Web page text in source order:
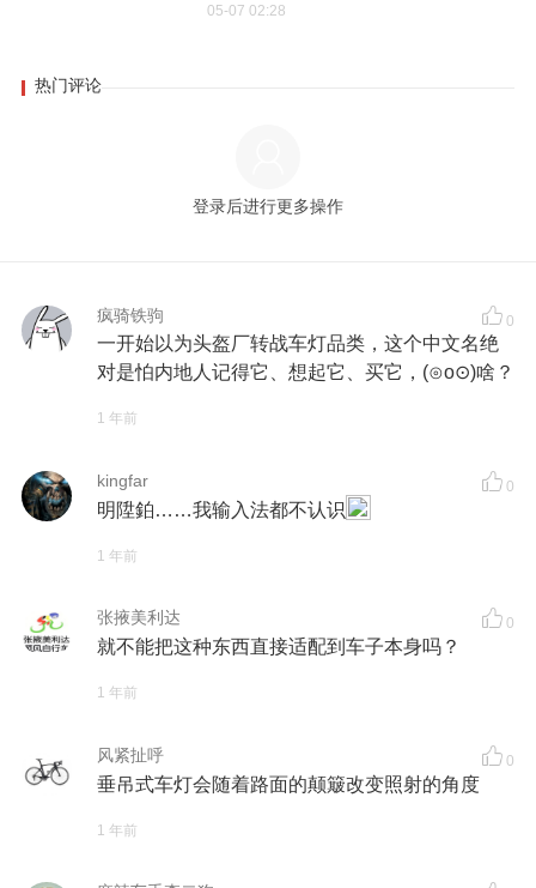
05-07 02:28
热门评论
登录后进行更多操作
疯骑铁驹 0
一开始以为头盔厂转战车灯品类，这个中文名绝
对是怕内地人记得它、想起它、买它，(⊙o⊙)啥？
1 年前
kingfar 0
明陞鉑……我输入法都不认识
1 年前
张掖美利达 0
就不能把这种东西直接适配到车子本身吗？
1 年前
风紧扯呼 0
垂吊式车灯会随着路面的颠簸改变照射的角度
1 年前